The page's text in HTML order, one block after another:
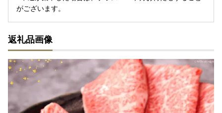
がございます。
返礼品画像